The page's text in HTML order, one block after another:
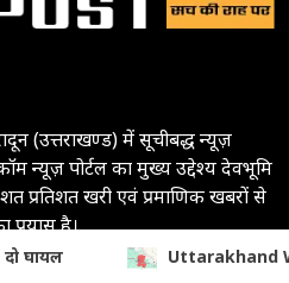
(उत्तराखण्ड) में सूचीबद्ध न्यूज़
कॉम न्यूज़ पोर्टल का मुख्य उद्देश्य देवभूमि
प्रतिशत खरी एवं प्रमाणिक खबरों से
है।
3 घंटे बेहद भारी, पांच जिलों के